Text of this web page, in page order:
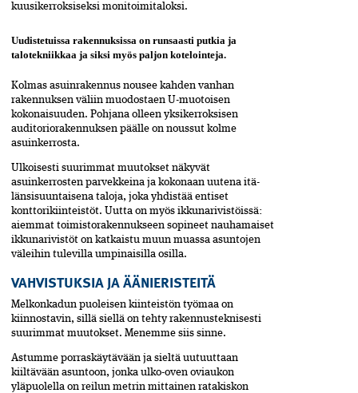
kuusikerroksiseksi monitoimitaloksi.
Uudistetuissa rakennuksissa on runsaasti putkia ja
talotekniikkaa ja siksi myös paljon kotelointeja.
Kolmas asuinrakennus nousee kahden vanhan
rakennuksen väliin muodostaen U-muotoisen
kokonaisuuden. Pohjana olleen yksikerroksisen
auditoriorakennuksen päälle on noussut kolme
asuinkerrosta.
Ulkoisesti suurimmat muutokset näkyvät
asuinkerrosten parvekkeina ja kokonaan uutena itä-
länsisuuntaisena taloja, joka yhdistää entiset
konttorikiinteistöt. Uutta on myös ikkunarivistöissä:
aiemmat toimistorakennukseen sopineet nauhamaiset
ikkunarivistöt on katkaistu muun muassa asuntojen
väleihin tulevilla umpinaisilla osilla.
VAHVISTUKSIA JA ÄÄNIERISTEITÄ
Melkonkadun puoleisen kiinteistön työmaa on
kiinnostavin, sillä siellä on tehty rakennusteknisesti
suurimmat muutokset. Menemme siis sinne.
Astumme porraskäytävään ja sieltä uutuuttaan
kiiltävään asuntoon, jonka ulko-oven oviaukon
yläpuolella on reilun metrin mittainen ratakiskon